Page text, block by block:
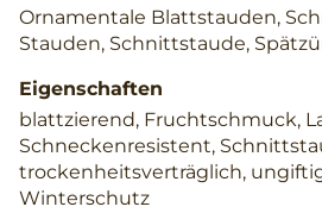
Ornamentale Blattstauden,
Stauden, Schnittstaude,
Eigenschaften
blattzierend, Fruchtschmuck,
Schneckenresistent,
trockenheitsverträglich,
Winterschutz